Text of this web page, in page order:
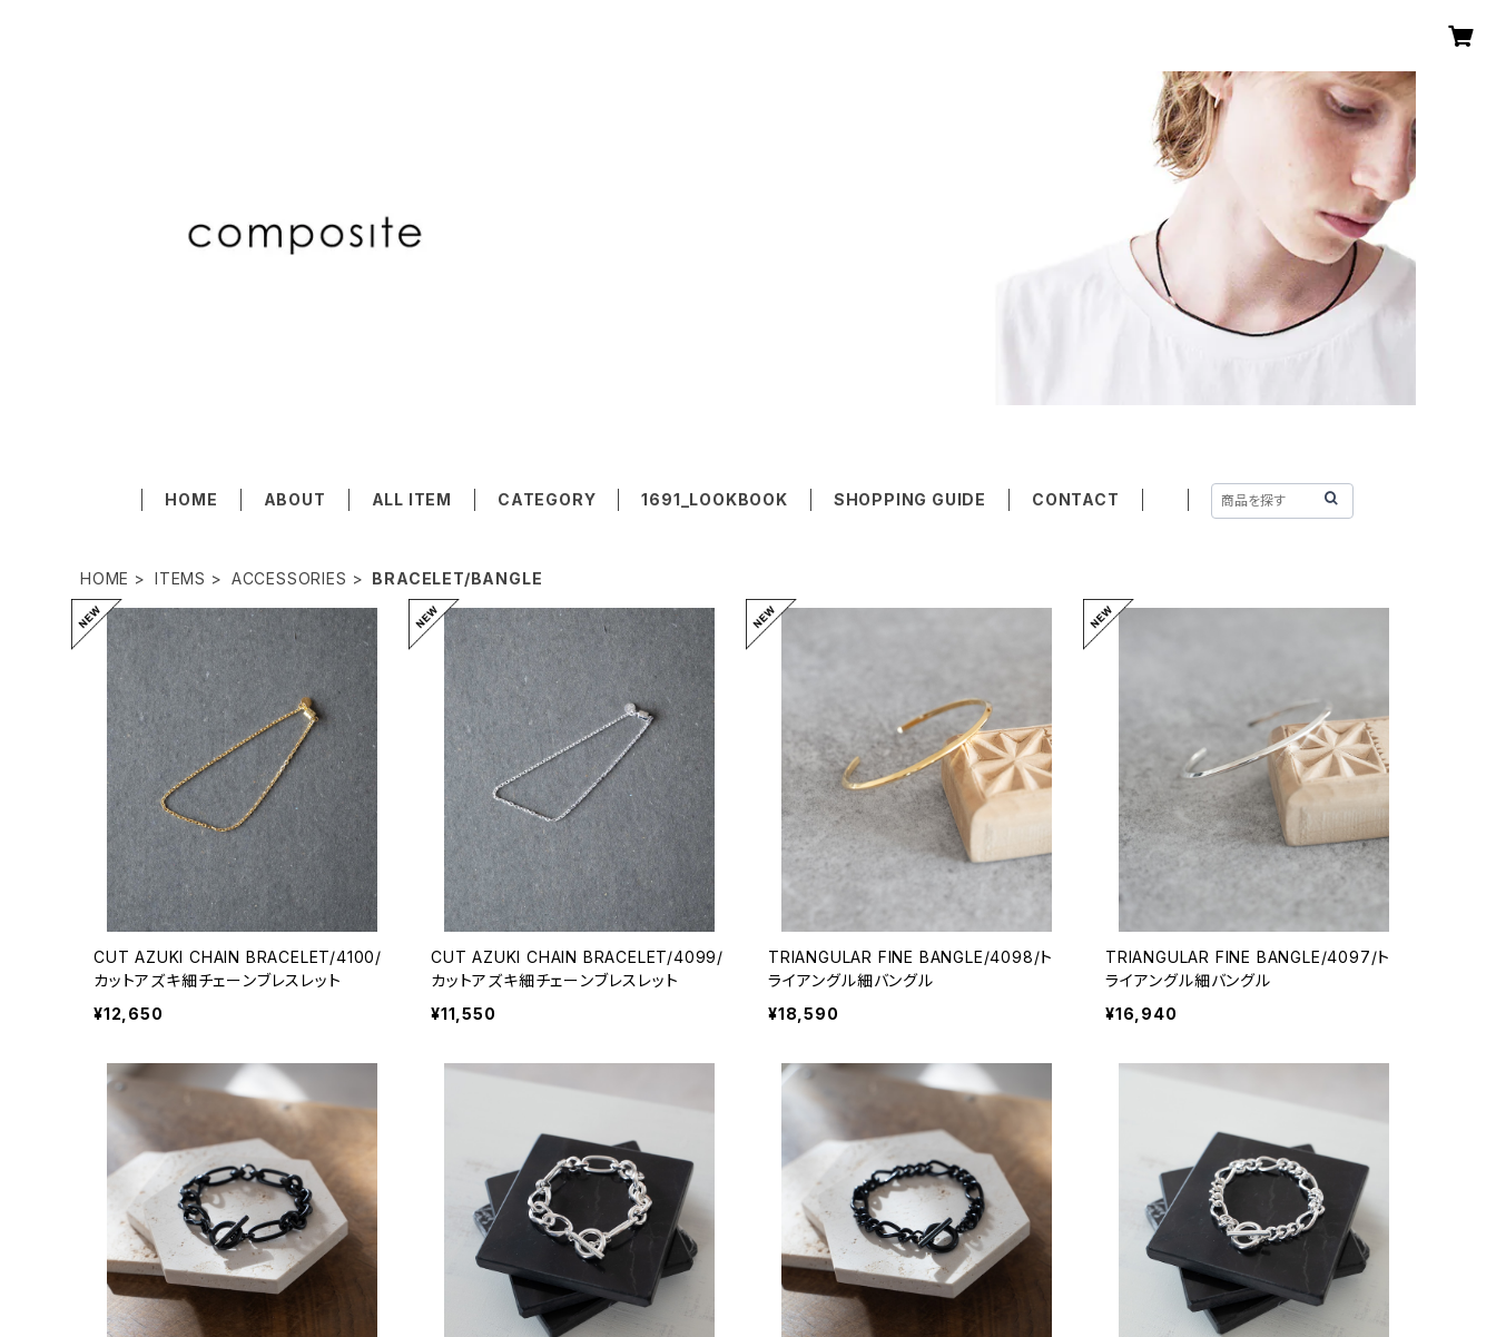
HOME ABOUT ALL ITEM CATEGORY 1691_LOOKBOOK SHOPPING GUIDE CONTACT
HOME ITEMS ACCESSORIES BRACELET/BANGLE
CUT AZUKI CHAIN BRACELET/4100/
カットアズキ細チェーンブレスレット
¥12,650
CUT AZUKI CHAIN BRACELET/4099/
カットアズキ細チェーンブレスレット
¥11,550
TRIANGULAR FINE BANGLE/4098/ト
ライアングル細バングル
¥18,590
TRIANGULAR FINE BANGLE/4097/ト
ライアングル細バングル
¥16,940